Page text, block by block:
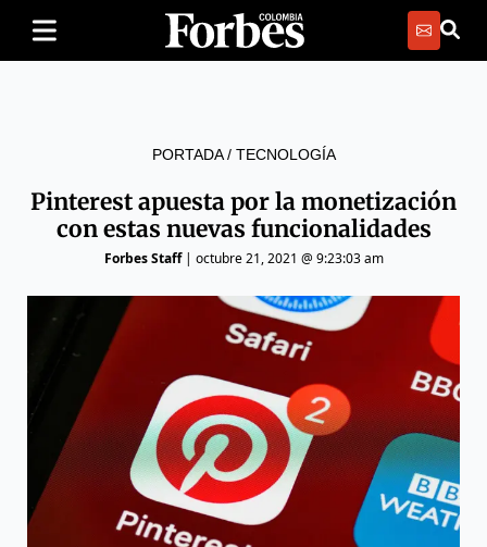
PORTADA/ TECNOLOGÍA
Pinterest apuesta por la monetización
con estas nuevas funcionalidades
Forbes Staff| octubre 21, 2021 @ 9:23:03 am